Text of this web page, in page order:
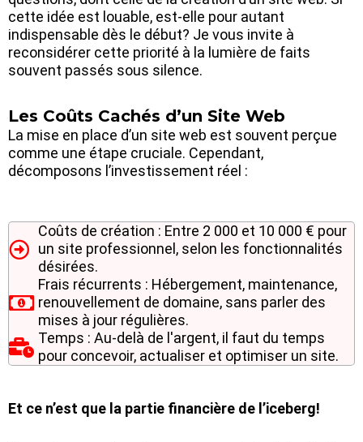
cette idée est louable, est-elle pour autant
indispensable dès le début? Je vous invite à
reconsidérer cette priorité à la lumière de faits
souvent passés sous silence.
Les Coûts Cachés d’un Site Web
La mise en place d’un site web est souvent perçue
comme une étape cruciale. Cependant,
décomposons l’investissement réel :
Coûts de création : Entre 2 000 et 10 000 € pour
un site professionnel, selon les fonctionnalités
désirées.
Frais récurrents : Hébergement, maintenance,
renouvellement de domaine, sans parler des
mises à jour régulières.
Temps : Au-delà de l'argent, il faut du temps
pour concevoir, actualiser et optimiser un site.
Et ce n’est que la partie financière de l’iceberg!